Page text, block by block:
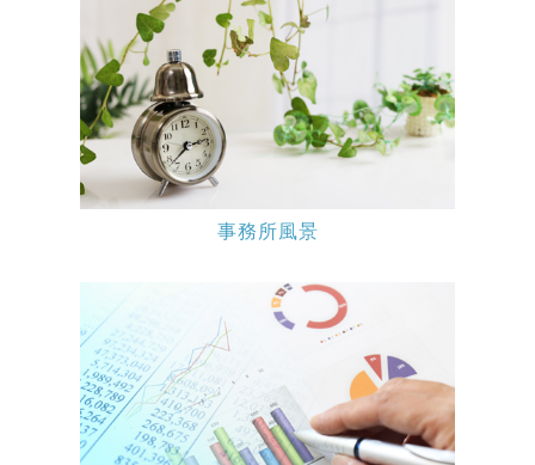
事務所風景